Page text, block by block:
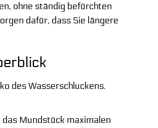
ohne ständig befürchten
dafür, dass Sie längere
des Wasserschluckens.
Mundstück maximalen